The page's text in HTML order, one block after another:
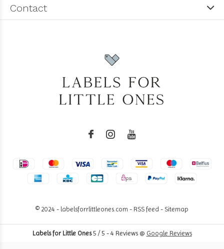
Contact
© 2024 - labelsforrlittleones.com - RSS feed - Sitemap
Labels for Little Ones5 / 5 - 4 Reviews @ Google Reviews